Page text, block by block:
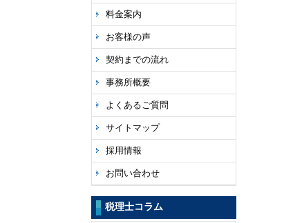
料金案内
お客様の声
契約までの流れ
事務所概要
よくあるご質問
サイトマップ
採用情報
お問い合わせ
税理士コラム